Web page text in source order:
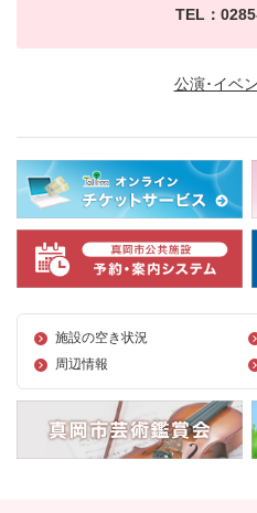
TEL：
公演･イベ
施設の空き状況
周辺情報